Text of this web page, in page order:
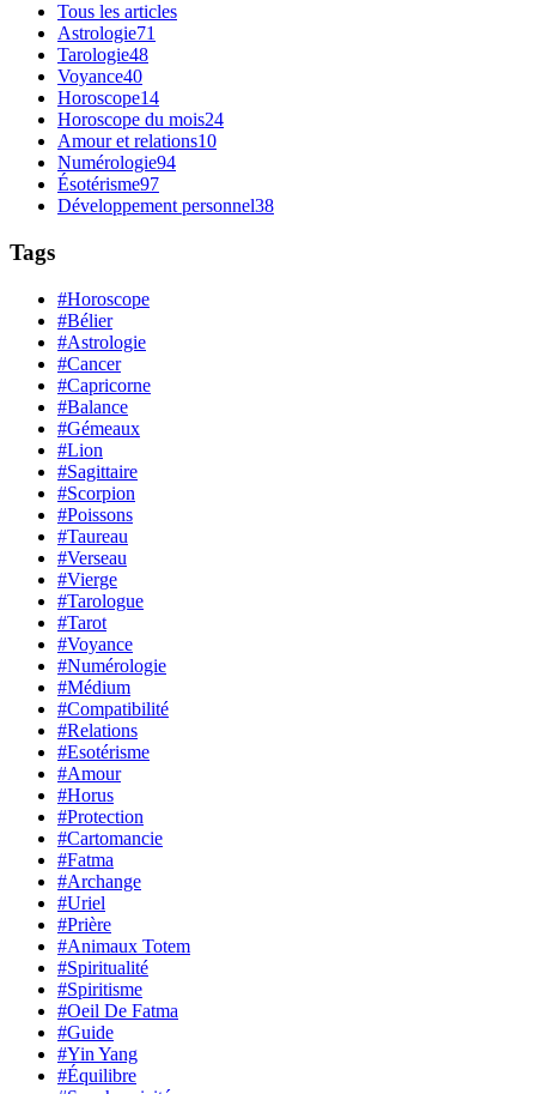
Tous les articles
Astrologie71
Tarologie48
Voyance40
Horoscope14
Horoscope du mois24
Amour et relations10
Numérologie94
Ésotérisme97
Développement personnel38
Tags
#Horoscope
#Bélier
#Astrologie
#Cancer
#Capricorne
#Balance
#Gémeaux
#Lion
#Sagittaire
#Scorpion
#Poissons
#Taureau
#Verseau
#Vierge
#Tarologue
#Tarot
#Voyance
#Numérologie
#Médium
#Compatibilité
#Relations
#Esotérisme
#Amour
#Horus
#Protection
#Cartomancie
#Fatma
#Archange
#Uriel
#Prière
#Animaux Totem
#Spiritualité
#Spiritisme
#Oeil De Fatma
#Guide
#Yin Yang
#Équilibre